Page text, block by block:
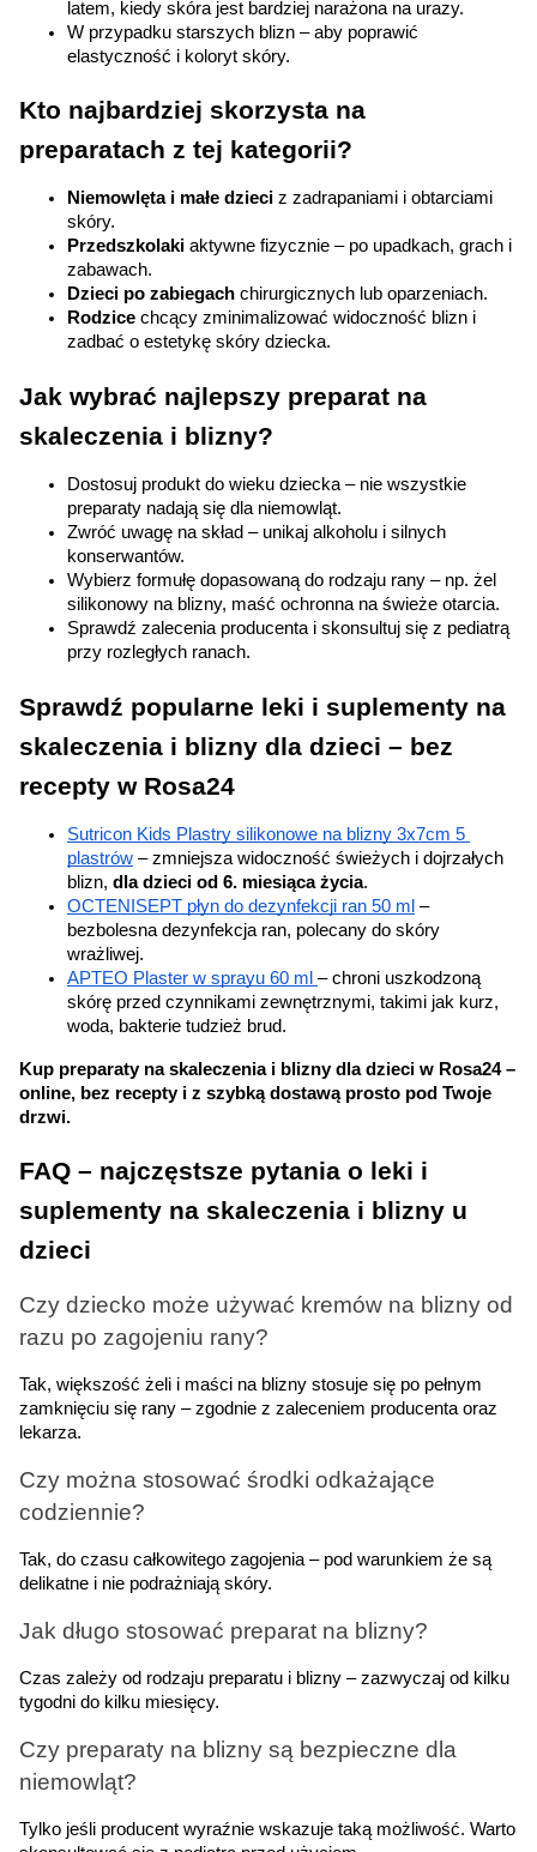
preferencji. Więcej informacji znajdziesz w
naszejpolityce prywatności
. Możesz określić
warunki przechowywania lub dostępu do
cookies poprzez kliknięcie przycisku
"Ustawienia" lub możesz zaakceptować
ustawienia wszystkich cookies klikając
AKCEPTUJĘ WSZYSTKIE
Ustawienia
AKCEPTUJĘ WSZYSTKIE
latem, kiedy skóra jest bardziej narażona na urazy.
W przypadku starszych blizn – aby poprawić
elastyczność i koloryt skóry.
Kto najbardziej skorzysta na
preparatach z tej kategorii?
Niemowlęta i małe dzieci z zadrapaniami i obtarciami
skóry.
Przedszkolaki aktywne fizycznie – po upadkach, grach i
zabawach.
Dzieci po zabiegach chirurgicznych lub oparzeniach.
Rodzice chcący zminimalizować widoczność blizn i
zadbać o estetykę skóry dziecka.
Jak wybrać najlepszy preparat na
skaleczenia i blizny?
Dostosuj produkt do wieku dziecka – nie wszystkie
preparaty nadają się dla niemowląt.
Zwróć uwagę na skład – unikaj alkoholu i silnych
konserwantów.
Wybierz formułę dopasowaną do rodzaju rany – np. żel
silikonowy na blizny, maść ochronna na świeże otarcia.
Sprawdź zalecenia producenta i skonsultuj się z pediatrą
przy rozległych ranach.
Sprawdź popularne leki i suplementy na
skaleczenia i blizny dla dzieci – bez
recepty w Rosa24
Sutricon Kids Plastry silikonowe na blizny 3x7cm 5
plastrów – zmniejsza widoczność świeżych i dojrzałych
blizn, dla dzieci od 6. miesiąca życia.
OCTENISEPT płyn do dezynfekcji ran 50 ml –
bezbolesna dezynfekcja ran, polecany do skóry
wrażliwej.
APTEO Plaster w sprayu 60 ml – chroni uszkodzoną
skórę przed czynnikami zewnętrznymi, takimi jak kurz,
woda, bakterie tudzież brud.
Kup preparaty na skaleczenia i blizny dla dzieci w Rosa24 –
online, bez recepty i z szybką dostawą prosto pod Twoje
drzwi.
FAQ – najczęstsze pytania o leki i
suplementy na skaleczenia i blizny u
dzieci
Czy dziecko może używać kremów na blizny od
razu po zagojeniu rany?
Tak, większość żeli i maści na blizny stosuje się po pełnym
zamknięciu się rany – zgodnie z zaleceniem producenta oraz
lekarza.
Czy można stosować środki odkażające
codziennie?
Tak, do czasu całkowitego zagojenia – pod warunkiem że są
delikatne i nie podrażniają skóry.
Jak długo stosować preparat na blizny?
Czas zależy od rodzaju preparatu i blizny – zazwyczaj od kilku
tygodni do kilku miesięcy.
Czy preparaty na blizny są bezpieczne dla
niemowląt?
Tylko jeśli producent wyraźnie wskazuje taką możliwość. Warto